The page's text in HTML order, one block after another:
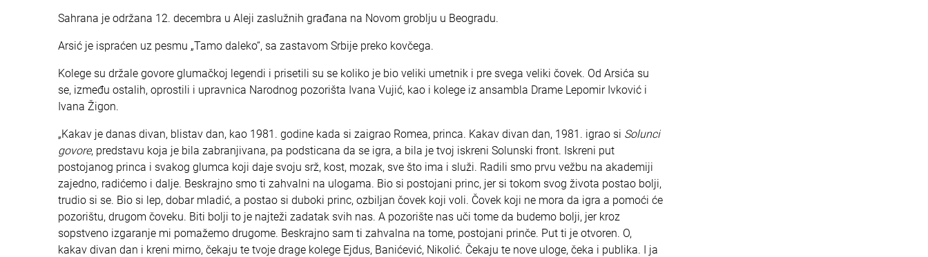
Sahrana je održana 12. decembra u Aleji zaslužnih građana na Novom groblju u Beogradu.
Arsić je ispraćen uz pesmu „Tamo daleko“, sa zastavom Srbije preko kovčega.
Kolege su držale govore glumačkoj legendi i prisetili su se koliko je bio veliki umetnik i pre svega veliki čovek. Od Arsića su
se, između ostalih, oprostili i upravnica Narodnog pozorišta Ivana Vujić, kao i kolege iz ansambla Drame Lepomir Ivković i
Ivana Žigon.
„Kakav je danas divan, blistav dan, kao 1981. godine kada si zaigrao Romea, princa. Kakav divan dan, 1981. igrao si Solunci
govore, predstavu koja je bila zabranjivana, pa podsticana da se igra, a bila je tvoj iskreni Solunski front. Iskreni put
postojanog princa i svakog glumca koji daje svoju srž, kost, mozak, sve što ima i služi. Radili smo prvu vežbu na akademiji
zajedno, radićemo i dalje. Beskrajno smo ti zahvalni na ulogama. Bio si postojani princ, jer si tokom svog života postao bolji,
trudio si se. Bio si lep, dobar mladić, a postao si duboki princ, ozbiljan čovek koji voli. Čovek koji ne mora da igra a pomoći će
pozorištu, drugom čoveku. Biti bolji to je najteži zadatak svih nas. A pozorište nas uči tome da budemo bolji, jer kroz
sopstveno izgaranje mi pomažemo drugome. Beskrajno sam ti zahvalna na tome, postojani prinče. Put ti je otvoren. O,
kakav divan dan i kreni mirno, čekaju te tvoje drage kolege Ejdus, Banićević, Nikolić. Čekaju te nove uloge, čeka i publika. I ja